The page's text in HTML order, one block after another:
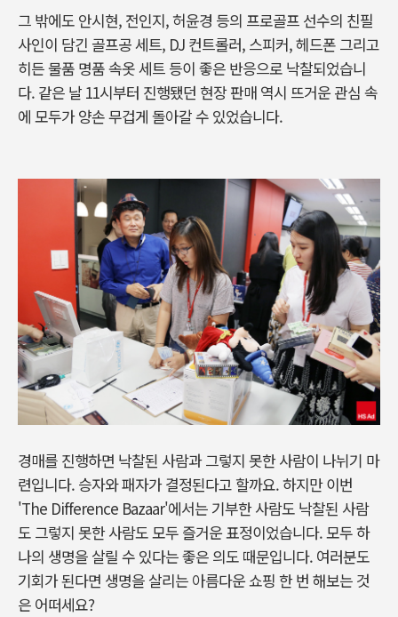
그 밖에도 안시현, 전인지, 허윤경 등의 프로골프 선수의 친필
사인이 담긴 골프공 세트, DJ 컨트롤러, 스피커, 헤드폰 그리고
히든 물품 명품 속옷 세트 등이 좋은 반응으로 낙찰되었습니
다. 같은 날 11시부터 진행됐던 현장 판매 역시 뜨거운 관심 속
에 모두가 양손 무겁게 돌아갈 수 있었습니다.
경매를 진행하면 낙찰된 사람과 그렇지 못한 사람이 나뉘기 마
련입니다. 승자와 패자가 결정된다고 할까요. 하지만 이번
'The Difference Bazaar'에서는 기부한 사람도 낙찰된 사람
도 그렇지 못한 사람도 모두 즐거운 표정이었습니다. 모두 하
나의 생명을 살릴 수 있다는 좋은 의도 때문입니다. 여러분도
기회가 된다면 생명을 살리는 아름다운 쇼핑 한 번 해보는 것
은 어떠세요?